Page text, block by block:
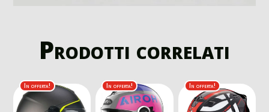
Prodotti correlati
In offerta! In offerta! In offerta!